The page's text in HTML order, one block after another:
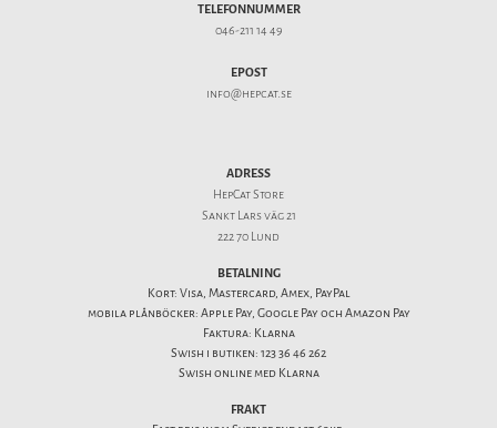
TELEFONNUMMER
046-211 14 49
EPOST
info@hepcat.se
ADRESS
HepCat Store
Sankt Lars väg 21
222 70 Lund
BETALNING
Kort: Visa, Mastercard, Amex, PayPal
mobila plånböcker: Apple Pay, Google Pay och Amazon Pay
Faktura: Klarna
Swish i butiken: 123 36 46 262
Swish online med Klarna
FRAKT